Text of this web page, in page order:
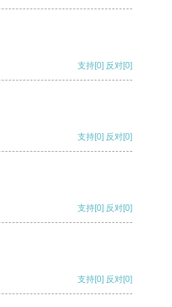
支持[0] 反对[0]
支持[0] 反对[0]
支持[0] 反对[0]
支持[0] 反对[0]